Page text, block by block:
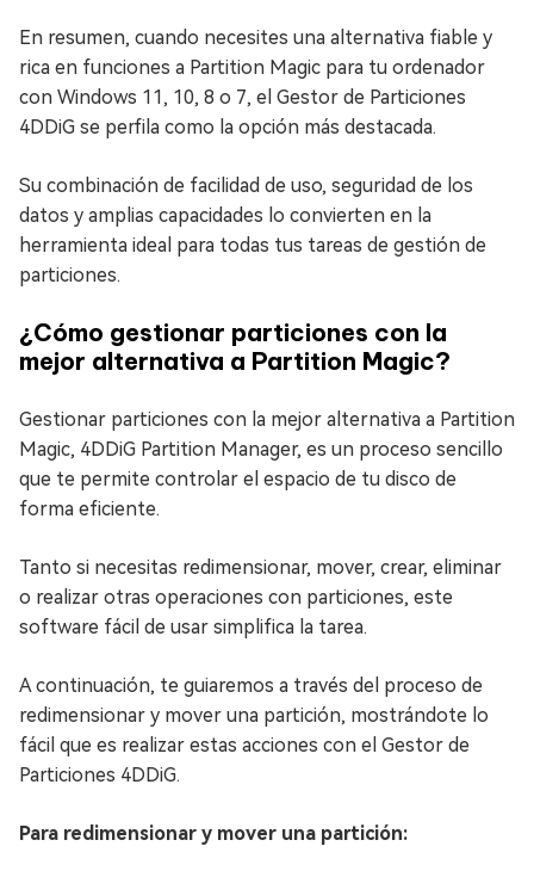
En resumen, cuando necesites una alternativa fiable y
rica en funciones a Partition Magic para tu ordenador
con Windows 11, 10, 8 o 7, el Gestor de Particiones
4DDiG se perfila como la opción más destacada.
Su combinación de facilidad de uso, seguridad de los
datos y amplias capacidades lo convierten en la
herramienta ideal para todas tus tareas de gestión de
particiones.
¿Cómo gestionar particiones con la
mejor alternativa a Partition Magic?
Gestionar particiones con la mejor alternativa a Partition
Magic, 4DDiG Partition Manager, es un proceso sencillo
que te permite controlar el espacio de tu disco de
forma eficiente.
Tanto si necesitas redimensionar, mover, crear, eliminar
o realizar otras operaciones con particiones, este
software fácil de usar simplifica la tarea.
A continuación, te guiaremos a través del proceso de
redimensionar y mover una partición, mostrándote lo
fácil que es realizar estas acciones con el Gestor de
Particiones 4DDiG.
Para redimensionar y mover una partición: